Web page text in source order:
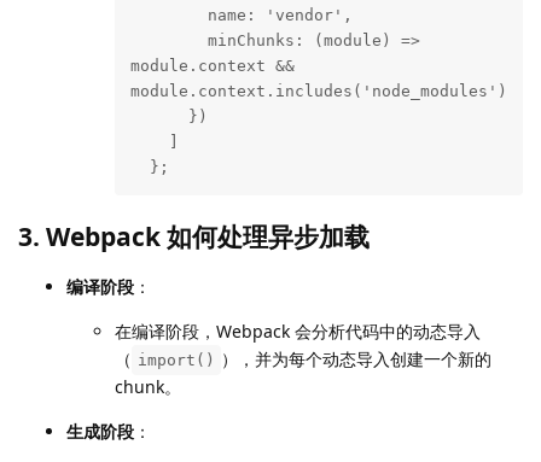
module.context &&
module.context.includes('node_modules')
  };
3. Webpack 如何处理异步加载
编译阶段 ：
在编译阶段，Webpack 会分析代码中的动态导入
（ import()
），并为每个动态导入创建一个新的
chunk。
生成阶段 ：